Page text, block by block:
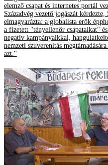
elemző csapat és internetes portál
Századvég vezető jogászát
elmagyarázta: a globalista erők
a fizetett "tényellenőr csapataikat"
negatív kampányaikkal,
nemzeti szuverenitás
azt."